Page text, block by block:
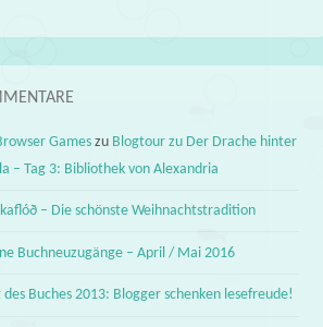
Games zu Blogtour zu Der Drache hinter
– Tag 3: Bibliothek von Alexandria
– Die schönste Weihnachtstradition
Buchneuzugänge – April / Mai 2016
Buches 2013: Blogger schenken lesefreude!